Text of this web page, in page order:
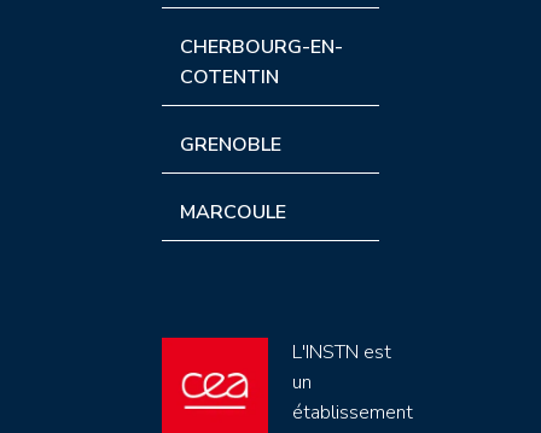
CHERBOURG-EN-
COTENTIN
GRENOBLE
MARCOULE
L'INSTN est
un
établissement